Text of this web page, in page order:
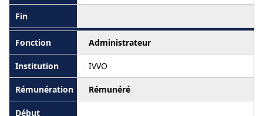
Administrateur
IVVO
Rémunéré